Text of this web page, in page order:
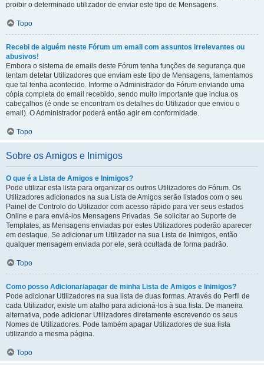
proibir o determinado utilizador de enviar este tipo de Mensagens.
Topo
Recebi de alguém neste Fórum um email com assuntos irrelevantes ou
abusivos!
Embora o sistema de emails deste Fórum tenha funções de segurança que
tentam detetar Utilizadores que enviam este tipo de Mensagens, lamentamos
que tal tenha acontecido. Informe o Administrador do Fórum enviando uma
cópia completa do email recebido, sendo muito importante que inclua os
cabeçalhos (é onde se encontram os detalhes do Utilizador que enviou o
email). O Administrador poderá então agir em conformidade.
Topo
Sobre os Amigos e Inimigos
O que é a Lista de Amigos e Inimigos?
Pode utilizar esta lista para organizar os outros Utilizadores do Fórum. Os
Utilizadores adicionados na sua Lista de Amigos serão listados com o seu
Painel de Controlo do Utilizador com acesso rápido para ver seus estados
Online e para enviá-los Mensagens Privadas. Se solicitar ao Suporte de
Templates, as Mensagens enviadas por estes Utilizadores poderão aparecer
em destaque. Se adicionar um Utilizador na sua Lista de Inimigos, então
qualquer mensagem enviada por ele, será ocultada de forma padrão.
Topo
Como posso Adicionar/apagar de minha Lista de Amigos e Inimigos?
Pode adicionar Utilizadores na sua lista de duas formas. Através do Perfil de
cada Utilizador, existe um atalho para adicioná-los à sua lista. De maneira
alternativa, pode adicionar Utilizadores diretamente escrevendo os seus
Nomes de Utilizadores. Pode também apagar Utilizadores de sua lista
utilizando a mesma página.
Topo